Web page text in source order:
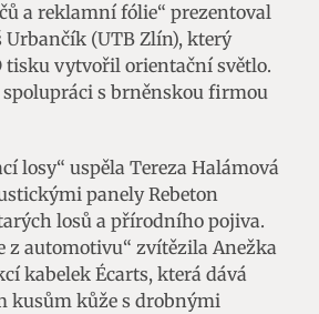
a reklamní fólie“ prezentoval
Urbančík (UTB Zlín), který
tisku vytvořil orientační světlo.
s brněnskou firmou
losy“ uspěla Tereza Halámová
panely Rebeton
losů a přírodního pojiva.
z automotivu“ zvítězila Anežka
kabelek Écarts, která dává
kusům kůže s drobnými